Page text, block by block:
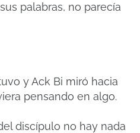
palabras, no parecía
y Ack Bi miró hacia
pensando en algo.
discípulo no hay nada